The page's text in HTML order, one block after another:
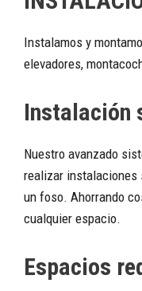
Instalamos y
elevadores,
Instalación
Nuestro avanzado
realizar instalaciones
un foso. Ahorrando
cualquier espacio.
Espacios